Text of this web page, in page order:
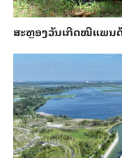
ສະຫຼອງວັນ​ເກີດ​ໝີ​ແພນ​ດ້